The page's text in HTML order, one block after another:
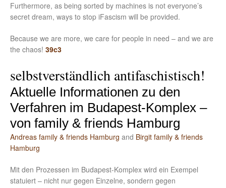
Furthermore, as being sorted by machines is not everyone’s
secret dream, ways to stop iFascism will be provided.
Because we are more, we care for people in need – and we are
the chaos! 39c3
selbstverständlich antifaschistisch!
Aktuelle Informationen zu den
Verfahren im Budapest-Komplex –
von family & friends Hamburg
Andreas family & friends Hamburg and Birgit family & friends
Hamburg
Mit den Prozessen im Budapest-Komplex wird ein Exempel
statuiert – nicht nur gegen Einzelne, sondern gegen